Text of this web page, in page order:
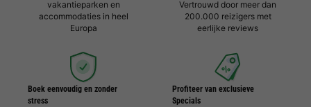
vakantieparken en
accommodaties in heel
Europa
Vertrouwd door meer dan
200.000 reizigers met
eerlijke reviews
Boek eenvoudig en zonder
stress
Profiteer van exclusieve
Specials